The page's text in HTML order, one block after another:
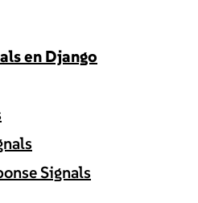
en Django
Signals